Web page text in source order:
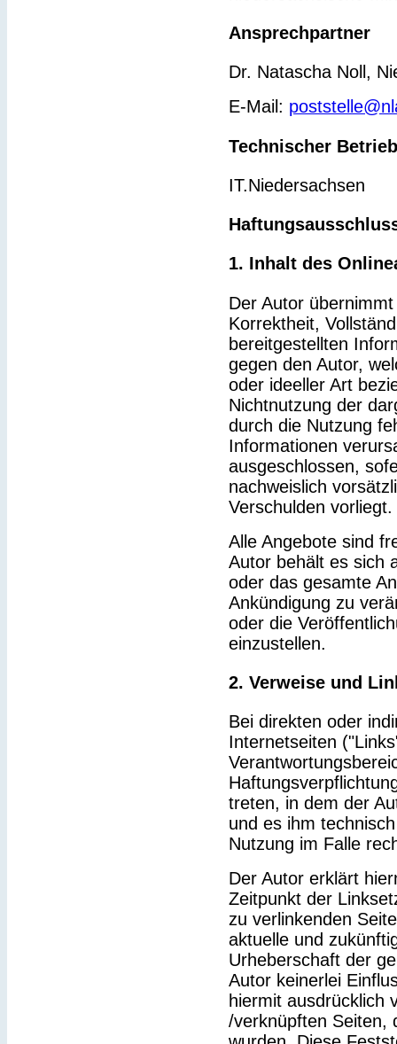
Ansprechpartner
Dr. Natascha Noll,
E-Mail:
Technischer Betrieb
IT.Niedersachsen
1. Inhalt des
Der Autor
Korrektheit,
bereitgestellten
gegen den Autor,
oder ideeller Art
Nichtnutzung der
durch die Nutzung
Informationen
ausgeschlossen,
nachweislich
Verschulden vorliegt.
Alle Angebote sind
Autor behält es sich
oder das gesamte
Ankündigung zu
oder die
einzustellen.
2. Verweise und
Bei direkten oder
Internetseiten
treten, in dem der
und es ihm
Nutzung im Falle
Der Autor erklärt
Zeitpunkt der
zu verlinkenden
aktuelle und
Urheberschaft der
Autor keinerlei
hiermit ausdrücklich
/verknüpften Seiten,